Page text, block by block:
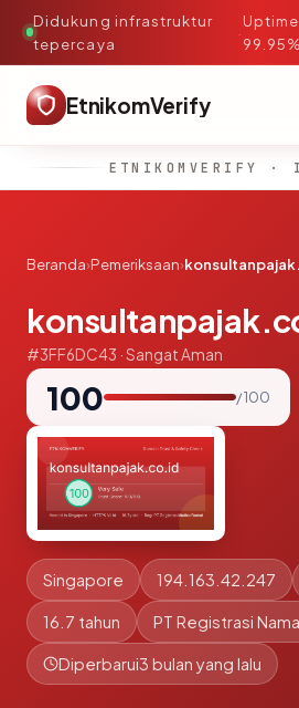
Didukung infrastruktur
tepercaya
·
99.95%
EtnikomVerify
ETNIKOMVERIFY ·
Beranda›Pemeriksaan›
#3FF6DC43 · Sangat Aman
100 / 100
Singapore 194.163.42.247
16.7 tahun PT Registrasi
Diperbarui3 bulan yang lalu